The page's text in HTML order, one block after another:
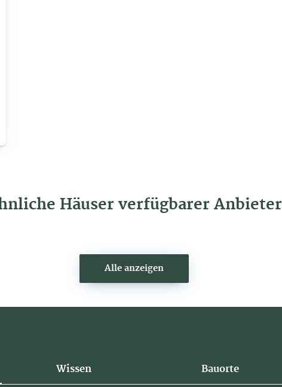
Häuser verfügbarer Anbieter
Alle anzeigen
Wissen Bauorte